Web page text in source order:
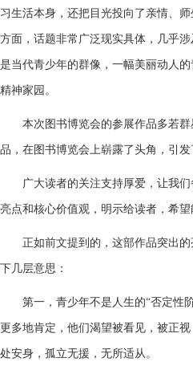
习生活本身，还把目光投向了亲情、
方面，话题非常广泛现实具体，几乎
是当代青少年的群像，一幅美丽动人
精神家园。
本次图书博览会的参展作品多若
品，在图书博览会上崭露了头角，引
广大读者的关注支持厚爱，让我
亮点和核心价值观，明示给读者，希
正如前文提到的，这部作品突出
下几层意思：
第一， 青少年不是人生的“否定性
更多地肯定，他们渴望被看见，被正
处安身，孤立无援，无所适从。